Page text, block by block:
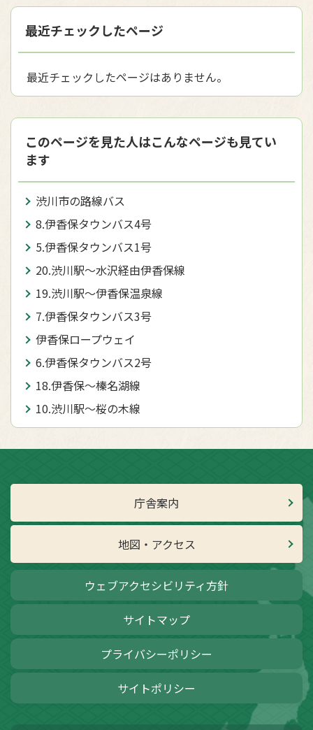
最近チェックしたページ
最近チェックしたページはありません。
このページを見た人はこんなページも見てい
ます
渋川市の路線バス
8.伊香保タウンバス4号
5.伊香保タウンバス1号
20.渋川駅～水沢経由伊香保線
19.渋川駅～伊香保温泉線
7.伊香保タウンバス3号
伊香保ロープウェイ
6.伊香保タウンバス2号
18.伊香保～榛名湖線
10.渋川駅～桜の木線
庁舎案内
地図・アクセス
ウェブアクセシビリティ方針
サイトマップ
プライバシーポリシー
サイトポリシー